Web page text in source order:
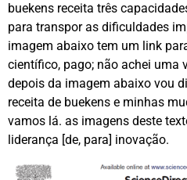
buekens receita três
para transpor as dificuldades
imagem abaixo tem um link
científico, pago; não achei uma
depois da imagem abaixo vou
receita de buekens e minhas
vamos lá. as imagens deste
liderança [de, para] inovação.